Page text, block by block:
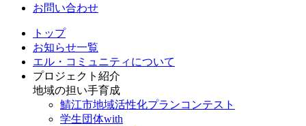
お問い合わせ
トップ
お知らせ一覧
エル・コミュニティについて
プロジェクト紹介
地域の担い手育成
鯖江市地域活性化プランコンテスト
学生団体with